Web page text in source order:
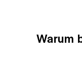
Warum